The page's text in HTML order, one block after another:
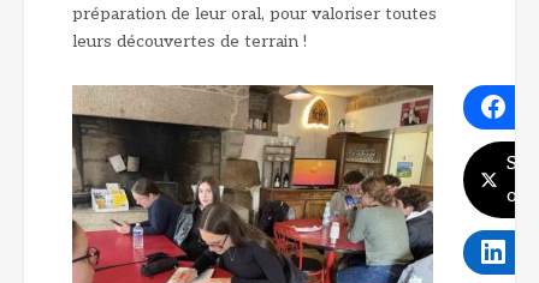
préparation de leur oral, pour valoriser toutes
leurs découvertes de terrain !
on